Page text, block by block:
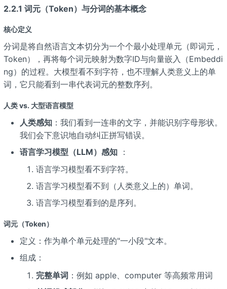
2.2.1 词元（Token）与分词的基本概念
核心定义
分词是将自然语言文本切分为一个个最小处理单元（即词元，
Token），再将每个词元映射为数字ID与向量嵌入（Embeddi
ng）的过程。大模型看不到字符，也不理解人类意义上的单
词，它只能看到一串代表词元的整数序列。
人类 vs. 大型语言模型
人类感知：我们看到一连串的文字，并能识别字母形状。
我们会下意识地自动纠正拼写错误。
语言学习模型（LLM）感知：
语言学习模型看不到字符。
语言学习模型看不到（人类意义上的）单词。
语言学习模型看到的是序列。
词元（Token）
定义：作为单个单元处理的"一小段"文本。
组成：
完整单词 ：例如 apple、computer 等高频常用词